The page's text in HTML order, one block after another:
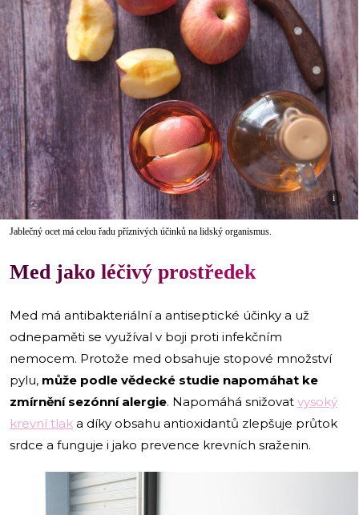
i
Jablečný ocet má celou řadu příznivých účinků na lidský organismus.
Med jako léčivý prostředek
Med má antibakteriální a antiseptické účinky a už
odnepaměti se využíval v boji proti infekčním
nemocem. Protože med obsahuje stopové množství
pylu, může podle vědecké studie napomáhat ke
zmírnění sezónní alergie. Napomáhá snižovat vysoký
krevní tlak a díky obsahu antioxidantů zlepšuje průtok
srdce a funguje i jako prevence krevních sraženin.